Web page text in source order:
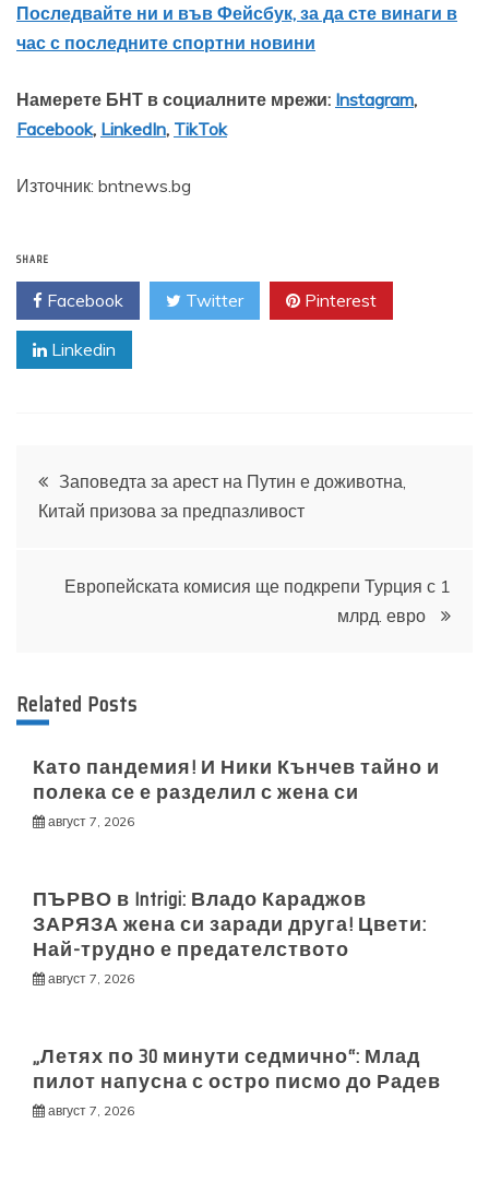
Последвайте ни и във Фейсбук, за да сте винаги в
час с последните спортни новини
Намерете БНТ в социалните мрежи: Instagram,
Facebook, LinkedIn, TikTok
Източник: bntnews.bg
SHARE
Facebook Twitter Pinterest
Linkedin
Навигация
Заповедта за арест на Путин е доживотна,
Китай призова за предпазливост
Европейската комисия ще подкрепи Турция с 1
млрд. евро
Related Posts
Като пандемия! И Ники Кънчев тайно и
полека се е разделил с жена си
август 7, 2026
ПЪРВО в Intrigi: Владо Караджов
ЗАРЯЗА жена си заради друга! Цвети:
Най-трудно е предателството
август 7, 2026
„Летях по 30 минути седмично“: Млад
пилот напусна с остро писмо до Радев
август 7, 2026